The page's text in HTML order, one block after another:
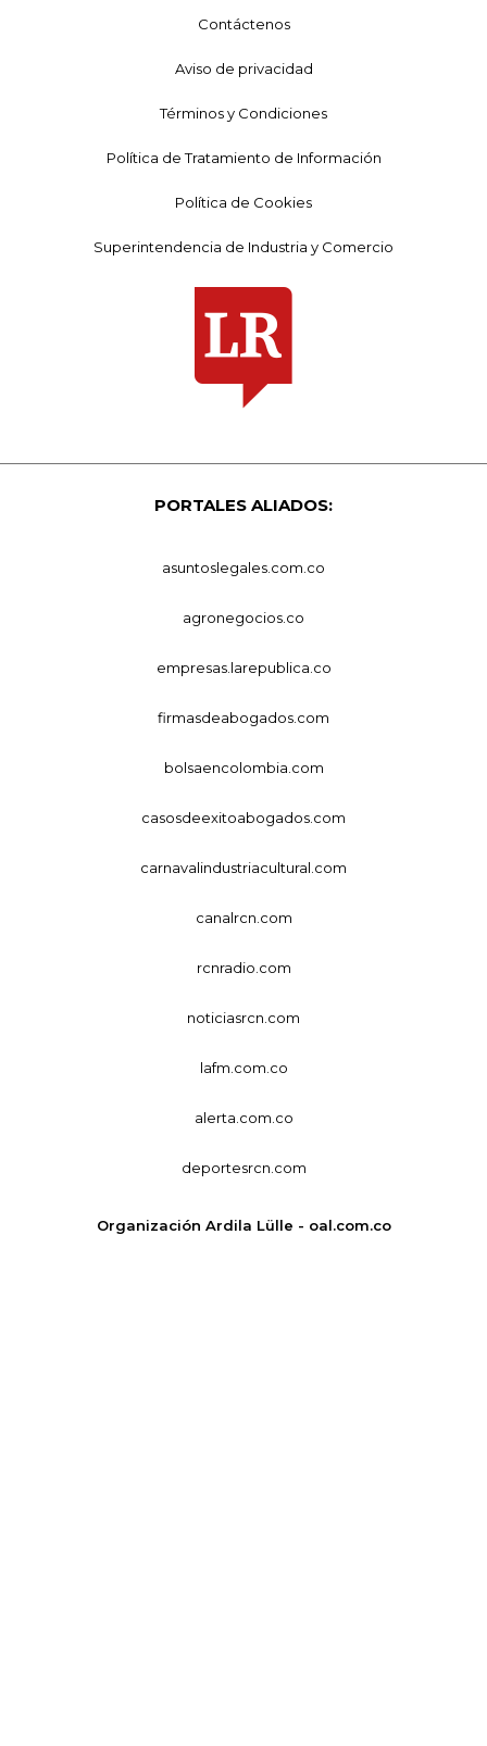
Contáctenos
Aviso de privacidad
Términos y Condiciones
Política de Tratamiento de Información
Política de Cookies
Superintendencia de Industria y Comercio
PORTALES ALIADOS:
asuntoslegales.com.co
agronegocios.co
empresas.larepublica.co
firmasdeabogados.com
bolsaencolombia.com
casosdeexitoabogados.com
carnavalindustriacultural.com
canalrcn.com
rcnradio.com
noticiasrcn.com
lafm.com.co
alerta.com.co
deportesrcn.com
Organización Ardila Lülle - oal.com.co